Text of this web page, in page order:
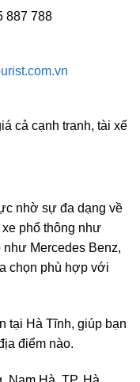
887 788
cả cạnh tranh, tài xế
nhờ sự đa dạng về
phổ thông như
như Mercedes Benz,
chọn phù hợp với
tại Hà Tĩnh, giúp bạn
điểm nào.